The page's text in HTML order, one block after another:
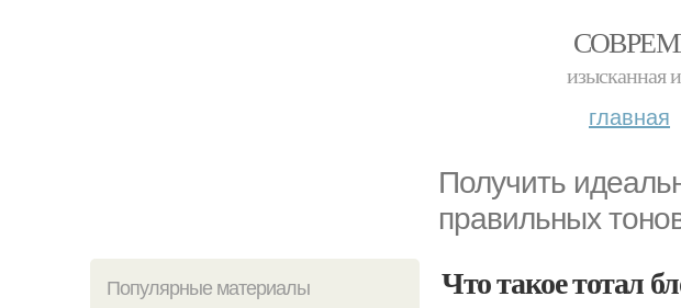
изысканная
главная
Получить
правильных
Популярные материалы Что такое тотал